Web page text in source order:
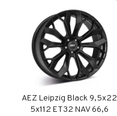
AEZ Leipzig Black 9,5x22
5x112 ET32 NAV 66,6